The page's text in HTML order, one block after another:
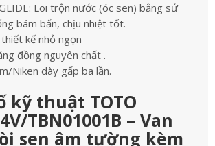
Lõi trộn nước (óc sen) bằng sứ
bám bẩn, chịu nhiệt tốt.
kế nhỏ ngọn
đồng nguyên chất .
Niken dày gấp ba lần.
kỹ thuật TOTO
TBN01001B – Van
sen âm tường kèm